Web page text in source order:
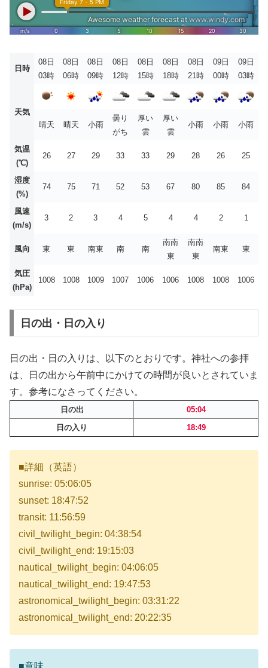
日時
08日
03時
08日
06時
08日
09時
08日
12時
08日
15時
08日
18時
08日
21時
09日
00時
09日
03時
天気
晴天
晴天 小雨
曇り
がち
厚い
雲
厚い
雲
小雨 小雨 小雨
気温
(℃)
26 27 29 33 33 29 28 26 25
湿度
(%)
74 75 71 52 53 67 80 85 84
風速
(m/s)
3 2 3 4 5 4 4 2 1
風向 東 東 南東 南 南
南南
東
南南
東
南東 東
気圧
(hPa)
1008 1008 1009 1007 1006 1006 1008 1008 1006
日の出・日の入り
日の出・日の入りは、以下のとおりです。神社への参拝
は、日の出から午前中にかけての時間が良いとされていま
す。参考になさってください。
日の出
05:04
日の入り
18:49
■詳細（英語）
sunrise: 05:06:05
sunset: 18:47:52
transit: 11:56:59
civil_twilight_begin: 04:38:54
civil_twilight_end: 19:15:03
nautical_twilight_begin: 04:06:05
nautical_twilight_end: 19:47:53
astronomical_twilight_begin: 03:31:22
astronomical_twilight_end: 20:22:35
■意味